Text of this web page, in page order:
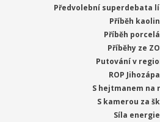
Předvolební superdebata
Příběh
Příběh
Příběhy ze
Putování v
ROP
S hejtmanem na
S kamerou za
Síla energie